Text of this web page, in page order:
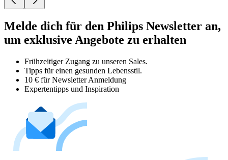
Melde dich für den Philips Newsletter an,
um exklusive Angebote zu erhalten
Frühzeitiger Zugang zu unseren Sales.
Tipps für einen gesunden Lebensstil.
10 € für Newsletter Anmeldung
Expertentipps und Inspiration